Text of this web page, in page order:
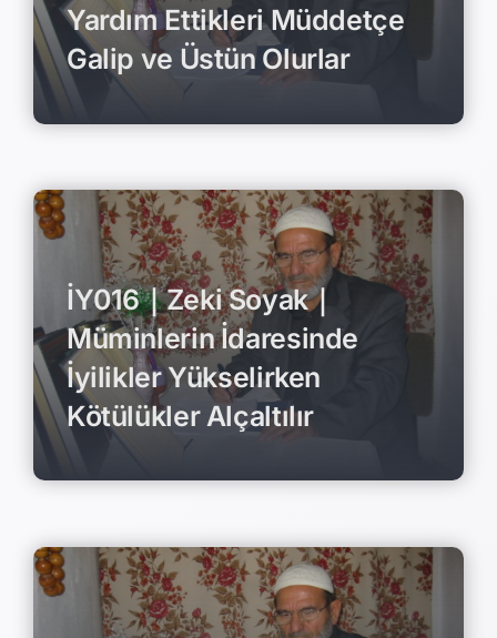
Yardım Ettikleri Müddetçe
Galip ve Üstün Olurlar
İY016｜Zeki Soyak｜
Müminlerin İdaresinde
İyilikler Yükselirken
Kötülükler Alçaltılır